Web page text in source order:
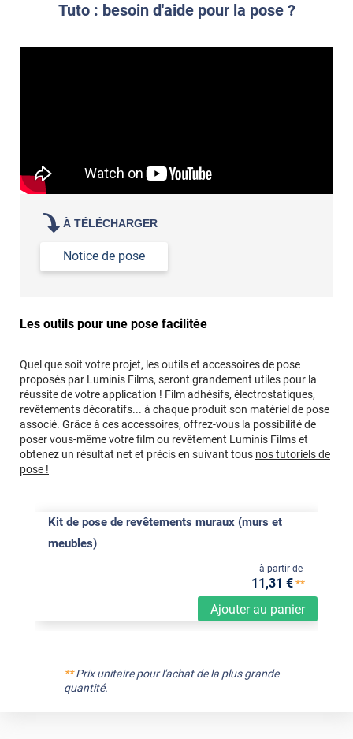
S'aider d'un décapeur thermique : la colle va ramollir le film
faire appel à un
Lisser la surface avec un enduit de lissage au préalable
Réussir la pose d'un revêtement adhésif dans les angles. »
Tuto : besoin d'aide pour la pose ?
À TÉLÉCHARGER
Notice de pose
Les outils pour une pose facilitée
Quel que soit votre projet, les outils et accessoires de pose
proposés par Luminis Films, seront grandement utiles pour la
réussite de votre application ! Film adhésifs, électrostatiques,
revêtements décoratifs... à chaque produit son matériel de pose
associé. Grâce à ces accessoires, offrez-vous la possibilité de
poser vous-même votre film ou revêtement Luminis Films et
obtenez un résultat net et précis en suivant tous nos tutoriels de
pose !
Kit de pose de revêtements muraux (murs et
meubles)
Ajouter au panier
à partir de
11 ,31 €**
**Prix unitaire pour l'achat de la plus grande
quantité.